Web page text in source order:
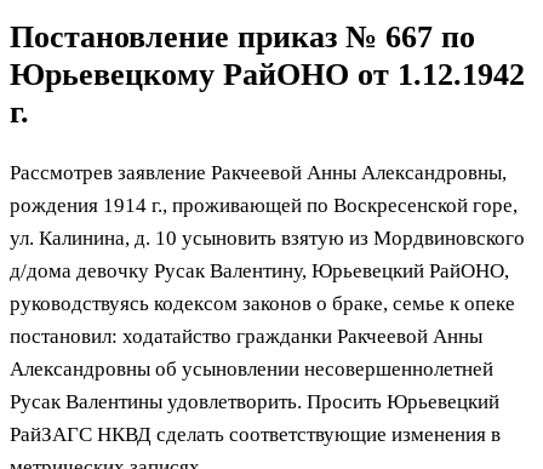
Постановление приказ № 667 по
Юрьевецкому РайОНО от 1.12.1942
г.
Рассмотрев заявление Ракчеевой Анны Александровны,
рождения 1914 г., проживающей по Воскресенской горе,
ул. Калинина, д. 10 усыновить взятую из Мордвиновского
д/дома девочку Русак Валентину, Юрьевецкий РайОНО,
руководствуясь кодексом законов о браке, семье к опеке
постановил: ходатайство гражданки Ракчеевой Анны
Александровны об усыновлении несовершеннолетней
Русак Валентины удовлетворить. Просить Юрьевецкий
РайЗАГС НКВД сделать соответствующие изменения в